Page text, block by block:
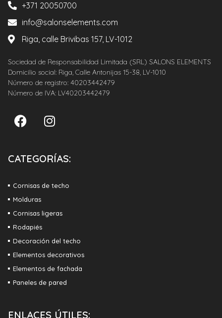
+371 20050700
info@salonselements.com
Riga, calle Brivibas 157, LV-1012
Sociedad de Responsabilidad Limitada (SRL) SALONS ELEMENTS
Domicilio social: Riga, Calle Antonijas 15-38, LV-1010
Número de registro: 40203442479
Número de IVA: LV40203442479
CATEGORÍAS:
Cornisas de techo
Molduras
Cornisas ligeras
Rodapiés
Decoración del techo
Elementos decorativos
Elementos de fachada
Paneles de pared
ENLACES ÚTILES: